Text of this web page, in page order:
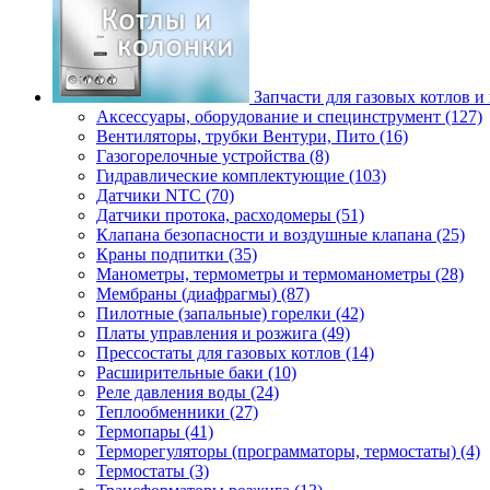
Запчасти для газовых котлов и
Аксессуары, оборудование и специнструмент (127)
Вентиляторы, трубки Вентури, Пито (16)
Газогорелочные устройства (8)
Гидравлические комплектующие (103)
Датчики NTC (70)
Датчики протока, расходомеры (51)
Клапана безопасности и воздушные клапана (25)
Краны подпитки (35)
Манометры, термометры и термоманометры (28)
Мембраны (диафрагмы) (87)
Пилотные (запальные) горелки (42)
Платы управления и розжига (49)
Прессостаты для газовых котлов (14)
Расширительные баки (10)
Реле давления воды (24)
Теплообменники (27)
Термопары (41)
Терморегуляторы (программаторы, термостаты) (4)
Термостаты (3)